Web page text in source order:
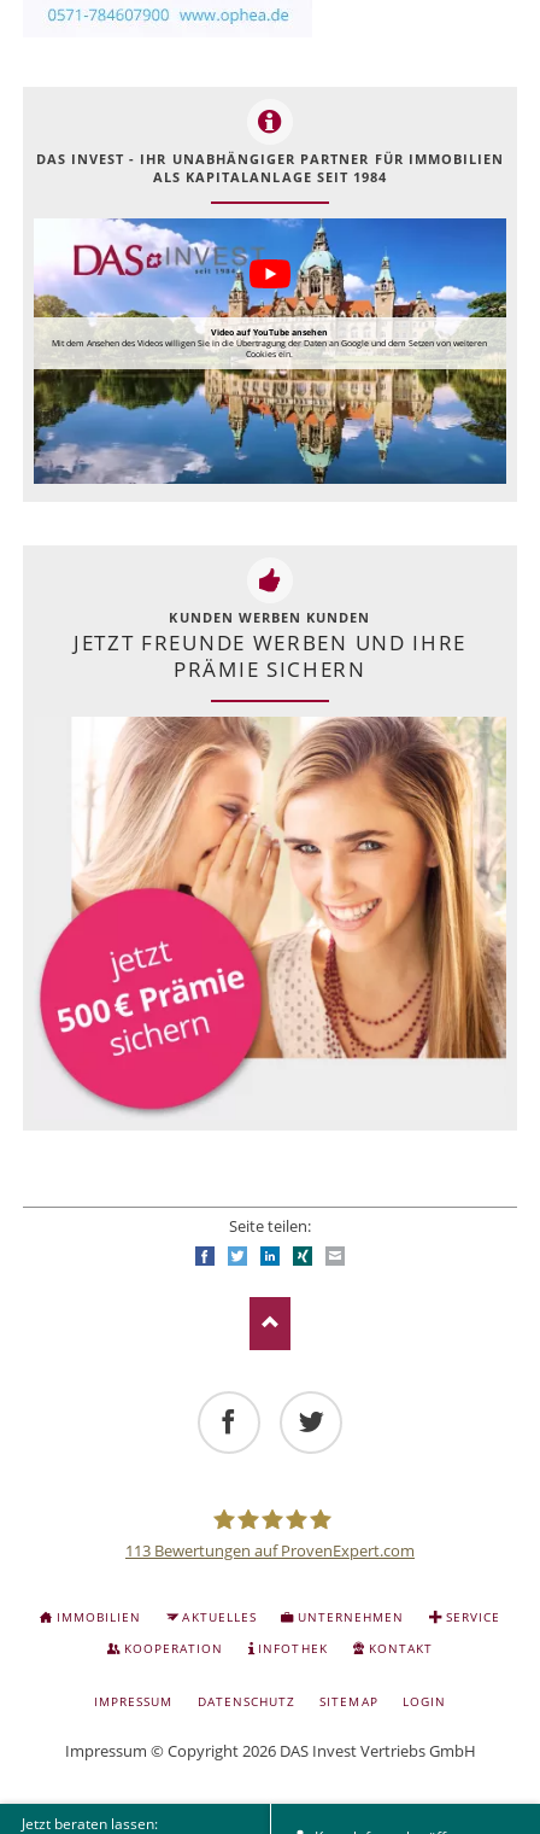
Jetzt beraten lassen:
DAS INVEST - IHR UNABHÄNGIGER PARTNER FÜR IMMOBILIEN
ALS KAPITALANLAGE SEIT 1984
Video auf YouTube ansehen
Mit dem Ansehen des Videos willigen Sie in die Übertragung der Daten an Google und dem Setzen von weiteren
Cookies ein.
KUNDEN WERBEN KUNDEN
JETZT FREUNDE WERBEN UND IHRE
PRÄMIE SICHERN
Seite teilen:
FacebookTwitterLinkedIn
Xing
Anlage
und
113 Bewertungen auf ProvenExpert.com
NAVIGATION
ÜBERSPRINGEN
IMMOBILIEN AKTUELLES UNTERNEHMEN
SERVICE
KOOPERATION
INFOTHEK KONTAKT
NAVIGATION
IMPRESSUM DATENSCHUTZ SITEMAP LOGIN
Impressum © Copyright 2026 DAS Invest Vertriebs GmbH